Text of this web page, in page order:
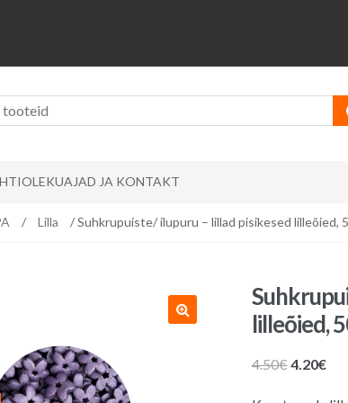
JA KONTAKT
/ Lilla / Suhkrupuiste/ ilupuru – lillad pisikesed lilleõied,
lilleõied,
4.50€Algne
4.20€